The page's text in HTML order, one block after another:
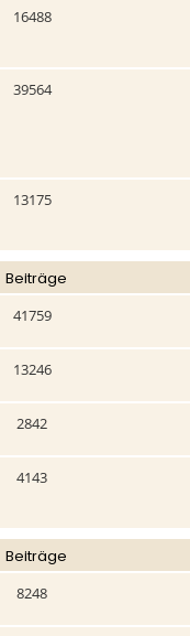
16488
39564
13175
Beiträge
41759
13246
2842
4143
Beiträge
8248